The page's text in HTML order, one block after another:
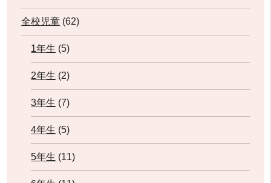
全校児童 (62)
1年生 (5)
2年生 (2)
3年生 (7)
4年生 (5)
5年生 (11)